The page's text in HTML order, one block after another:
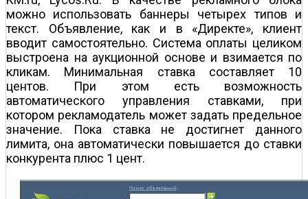
можно использовать баннеры четырех типов и
текст. Объявление, как и в «Директе», клиент
вводит самостоятельно. Система оплаты целиком
выстроена на аукционной основе и взимается по
кликам. Минимальная ставка составляет 10
центов. При этом есть возможность
автоматического управления ставками, при
котором рекламодатель может задать предельное
значение. Пока ставка не достигнет данного
лимита, она автоматически повышается до ставки
конкурента плюс 1 цент.